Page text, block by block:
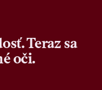
Teraz sa
oči.